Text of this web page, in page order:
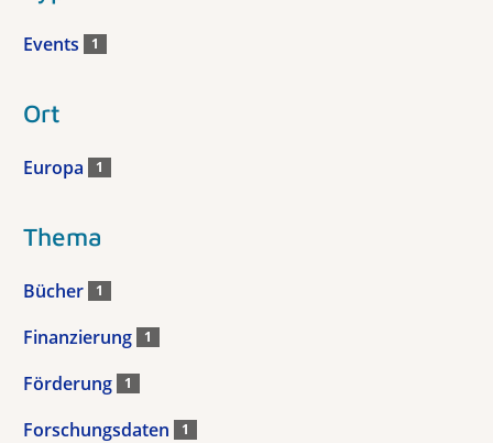
Events 1
Ort
Europa 1
Thema
Bücher 1
Finanzierung 1
Förderung 1
Forschungsdaten 1